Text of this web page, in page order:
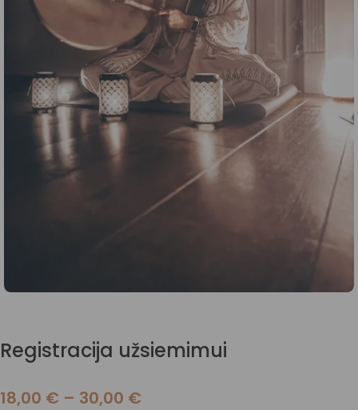
Registracija užsiemimui
18,00 € – 30,00 €